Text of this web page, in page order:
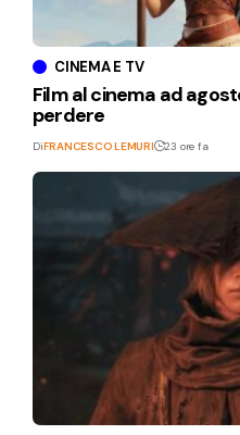
CINEMA E TV
Film al cinema ad
perdere
DiFRANCESCO LEMURI 23 ore fa